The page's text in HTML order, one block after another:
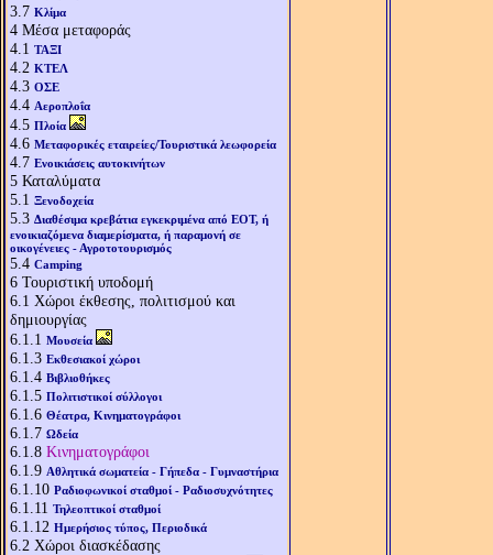
3.7 Κλίμα
4 Μέσα μεταφοράς
4.1 ΤΑΞΙ
4.2 ΚΤΕΛ
4.3 ΟΣΕ
4.4 Αεροπλοΐα
4.5 Πλοία
4.6 Μεταφορικές εταιρείες/Τουριστικά λεωφορεία
4.7 Ενοικιάσεις αυτοκινήτων
5 Καταλύματα
5.1 Ξενοδοχεία
5.3 Διαθέσιμα κρεβάτια εγκεκριμένα από ΕΟΤ, ή
ενοικιαζόμενα διαμερίσματα, ή παραμονή σε
οικογένειες - Αγροτοτουρισμός
5.4 Camping
6 Τουριστική υποδομή
6.1 Χώροι έκθεσης, πολιτισμού και
δημιουργίας
6.1.1 Μουσεία
6.1.3 Εκθεσιακοί χώροι
6.1.4 Βιβλιοθήκες
6.1.5 Πολιτιστικοί σύλλογοι
6.1.6 Θέατρα, Κινηματογράφοι
6.1.7 Ωδεία
6.1.8 Κινηματογράφοι
6.1.9 Αθλητικά σωματεία - Γήπεδα - Γυμναστήρια
6.1.10 Ραδιοφωνικοί σταθμοί - Ραδιοσυχνότητες
6.1.11 Τηλεοπτικοί σταθμοί
6.1.12 Ημερήσιος τύπος, Περιοδικά
6.2 Χώροι διασκέδασης